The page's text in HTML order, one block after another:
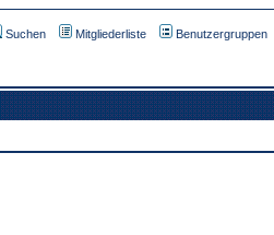
Suchen Mitgliederliste Benutzergruppen